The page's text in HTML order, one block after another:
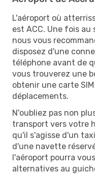
L'aéroport où
est ACC. Une fois au
nous vous
disposez d'une
téléphone avant de
vous trouverez une
obtenir une carte
déplacements.
N'oubliez pas non
transport vers votre
qu'il s'agisse d'un
d'une navette
l'aéroport pourra
alternatives au